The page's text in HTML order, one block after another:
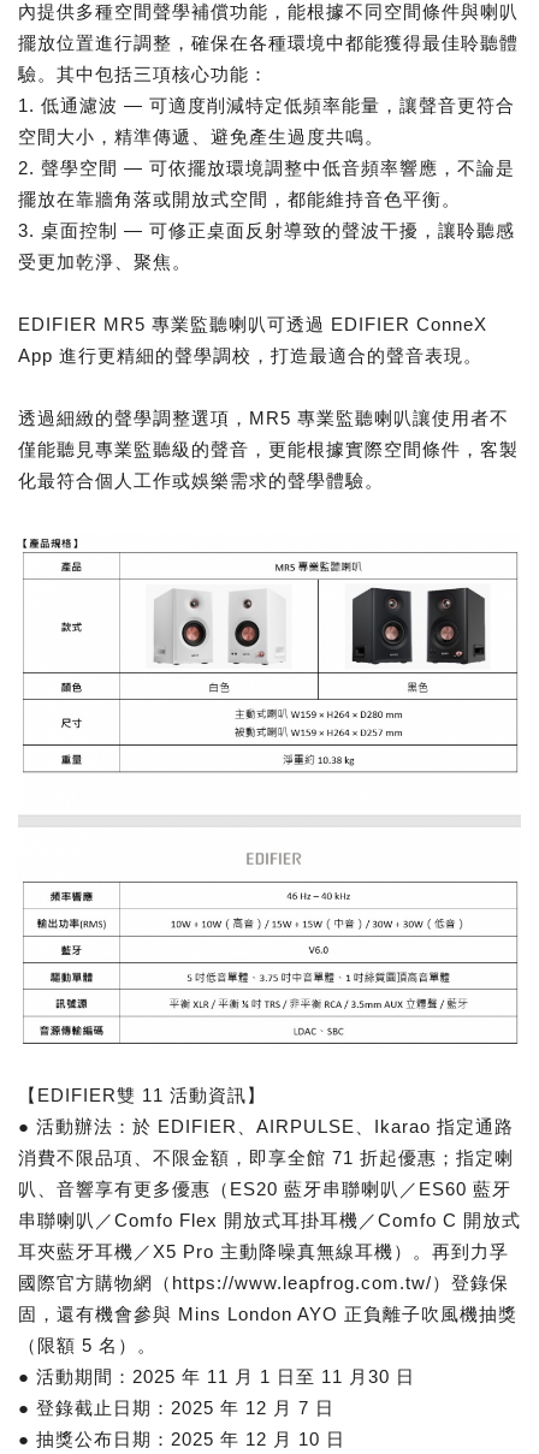
內提供多種空間聲學補償功能，能根據不同空間條件與喇叭
擺放位置進行調整，確保在各種環境中都能獲得最佳聆聽體
驗。其中包括三項核心功能：
1. 低通濾波 — 可適度削減特定低頻率能量，讓聲音更符合
空間大小，精準傳遞、避免產生過度共鳴。
2. 聲學空間 — 可依擺放環境調整中低音頻率響應，不論是
擺放在靠牆角落或開放式空間，都能維持音色平衡。
3. 桌面控制 — 可修正桌面反射導致的聲波干擾，讓聆聽感
受更加乾淨、聚焦。
EDIFIER MR5 專業監聽喇叭可透過 EDIFIER ConneX
App 進行更精細的聲學調校，打造最適合的聲音表現。
透過細緻的聲學調整選項，MR5 專業監聽喇叭讓使用者不
僅能聽見專業監聽級的聲音，更能根據實際空間條件，客製
化最符合個人工作或娛樂需求的聲學體驗。
【EDIFIER雙 11 活動資訊】
● 活動辦法：於 EDIFIER、AIRPULSE、Ikarao 指定通路
消費不限品項、不限金額，即享全館 71 折起優惠；指定喇
叭、音響享有更多優惠（ES20 藍牙串聯喇叭／ES60 藍牙
串聯喇叭／Comfo Flex 開放式耳掛耳機／Comfo C 開放式
耳夾藍牙耳機／X5 Pro 主動降噪真無線耳機）。再到力孚
國際官方購物網（https://www.leapfrog.com.tw/）登錄保
固，還有機會參與 Mins London AYO 正負離子吹風機抽獎
（限額 5 名）。
● 活動期間：2025 年 11 月 1 日至 11 月30 日
● 登錄截止日期：2025 年 12 月 7 日
● 抽獎公布日期：2025 年 12 月 10 日